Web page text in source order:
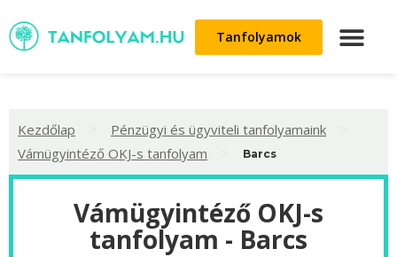
Tanfolyamok
Kezdőlap Pénzügyi és ügyviteli tanfolyamaink
Vámügyintéző OKJ-s tanfolyam Barcs
Vámügyintéző OKJ-s
tanfolyam - Barcs